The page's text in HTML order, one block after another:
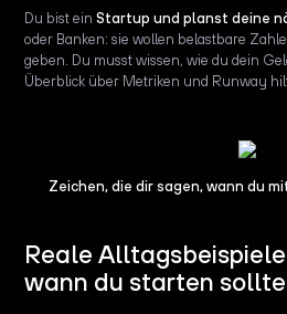
Du bist einStartup und planst deine
oder Banken: sie wollen belastbare
geben. Du musst wissen, wie du dein
Überblick über Metriken und Runway
Zeichen, die dir sagen, wann du
Reale
wann du starten